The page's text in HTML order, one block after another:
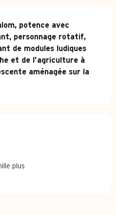
potence avec
personnage rotatif,
de modules ludiques
et de l’agriculture à
aménagée sur la
plus